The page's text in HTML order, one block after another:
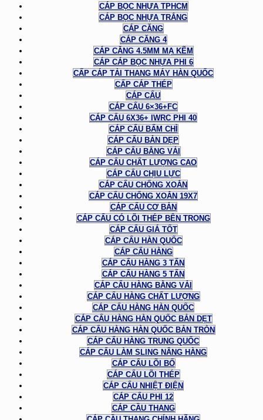
CÁP BỌC NHỰA TPHCM
CÁP BỌC NHỰA TRẮNG
CÁP CĂNG
CÁP CĂNG 4
CÁP CĂNG 4.5MM MẠ KẼM
CÁP CÁP BỌC NHỰA PHI 6
CẤP CÁP TẢI THANG MÁY HÀN QUỐC
CẤP CÁP THÉP
CÁP CẨU
CÁP CẨU 6×36+FC
CÁP CẨU 6X36+ IWRC PHI 40
CÁP CẨU BẤM CHÌ
CÁP CẨU BẢN DẸP
CÁP CẨU BẰNG VẢI
CÁP CẨU CHẤT LƯỢNG CAO
CÁP CẨU CHỊU LỰC
CÁP CẨU CHỐNG XOẮN
CÁP CẨU CHỐNG XOẮN 19X7
CÁP CẨU CƠ BẢN
CÁP CẨU CÓ LÕI THÉP BÊN TRONG
CÁP CẨU GIÁ TỐT
CÁP CẨU HÀN QUỐC
CÁP CẨU HÀNG
CÁP CẨU HÀNG 3 TẤN
CÁP CẨU HÀNG 5 TẤN
CÁP CẨU HÀNG BẰNG VẢI
CÁP CẨU HÀNG CHẤT LƯỢNG
CÁP CẨU HÀNG HÀN QUỐC
CÁP CẨU HÀNG HÀN QUỐC BẢN DẸT
CÁP CẨU HÀNG HÀN QUỐC BẢN TRÒN
CÁP CẨU HÀNG TRUNG QUỐC
CÁP CẨU LÀM SLING NÂNG HÀNG
CÁP CẨU LÕI BỐ
CÁP CẨU LÕI THÉP
CÁP CẨU NHIỆT ĐIỆN
CÁP CẨU PHI 12
CÁP CẦU THANG